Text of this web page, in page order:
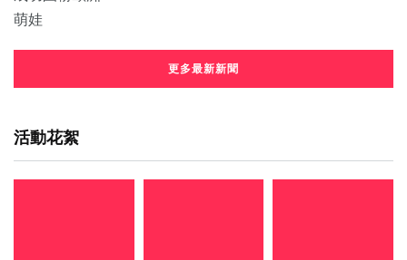
更多最新新聞
活動花絮